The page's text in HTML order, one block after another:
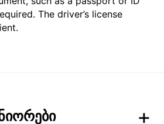
The driver’s license